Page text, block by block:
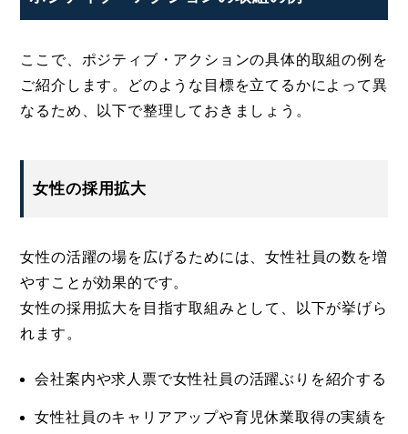
ここで、ポジティブ・アクションの具体的取組の例を
ご紹介します。どのような目標を立てるかによって異
なるため、以下で整理しておきましょう。
女性の採用拡大
女性の活躍の場を広げるためには、女性社員の数を増
やすことが効果的です。
女性の採用拡大を目指す取組みとして、以下が挙げら
れます。
会社案内や求人票で女性社員の活躍ぶりを紹介する
女性社員のキャリアアップや育児休業取得の実績を